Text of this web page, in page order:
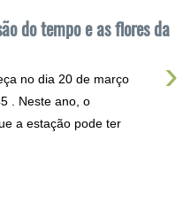
do tempo e as flores da
›
no dia 20 de março
. Neste ano, o
a estação pode ter